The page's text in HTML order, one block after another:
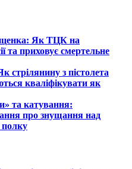
Як ТЦК на
та приховує смертельне
стрілянину з пістолета
кваліфікувати як
та катування:
про знущання над
полку